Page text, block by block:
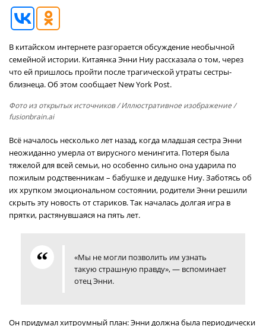
В китайском интернете разгорается обсуждение необычной
семейной истории. Китаянка Энни Ниу рассказала о том, через
что ей пришлось пройти после трагической утраты сестры-
близнеца. Об этом сообщает New York Post.
Фото из открытых источников/ Иллюстративное изображение /
fusionbrain.ai
Всё началось несколько лет назад, когда младшая сестра Энни
неожиданно умерла от вирусного менингита. Потеря была
тяжелой для всей семьи, но особенно сильно она ударила по
пожилым родственникам – бабушке и дедушке Ниу. Заботясь об
их хрупком эмоциональном состоянии, родители Энни решили
скрыть эту новость от стариков. Так началась долгая игра в
прятки, растянувшаяся на пять лет.
«Мы не могли позволить им узнать
такую страшную правду», — вспоминает
отец Энни.
Он придумал хитроумный план: Энни должна была периодически